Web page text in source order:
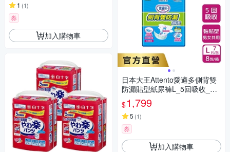
1 (1)
券
加入購物車
日本大王Attento愛適多側背雙
防漏貼型紙尿褲L_5回吸收_箱
購(7片X8包)
$1,799
5 (1)
券
加入購物車